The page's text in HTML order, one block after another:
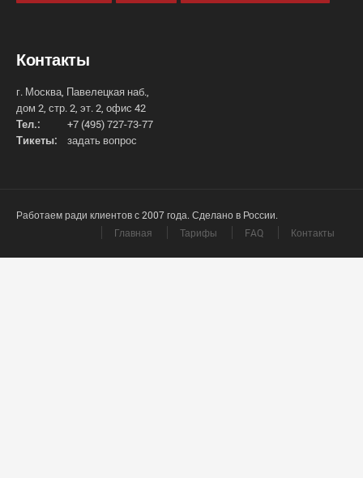
Контакты
г. Москва, Павелецкая наб.,
дом 2, стр. 2, эт. 2, офис 42
Тел.:
+7 (495) 727-73-77
Тикеты:
задать вопрос
Работаем ради клиентов с 2007 года. Сделано в России.
Главная
Тарифы FAQ Контакты